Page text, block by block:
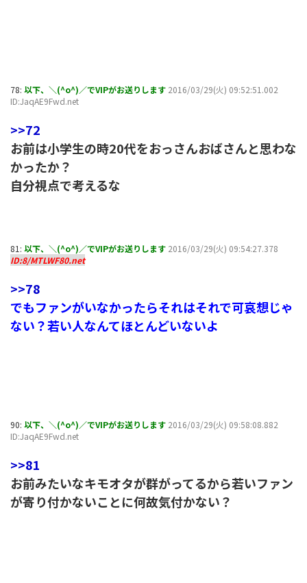
78: 以下、＼(^o^)／でVIPがお送りします 2016/03/29(火) 09:52:51.002
ID:JaqAE9Fwd.net
>>72
お前は小学生の時20代をおっさんおばさんと思わな
かったか？
自分視点で考えるな
81: 以下、＼(^o^)／でVIPがお送りします 2016/03/29(火) 09:54:27.378
ID:8/MTLWF80.net
>>78
でもファンがいなかったらそれはそれで可哀想じゃ
ない？若い人なんてほとんどいないよ
90: 以下、＼(^o^)／でVIPがお送りします 2016/03/29(火) 09:58:08.882
ID:JaqAE9Fwd.net
>>81
お前みたいなキモオタが群がってるから若いファン
が寄り付かないことに何故気付かない？